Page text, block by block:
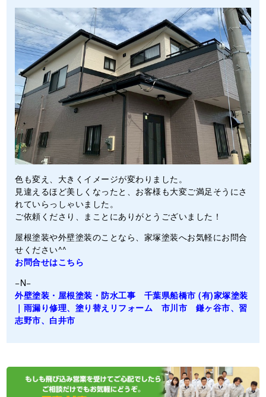
色も変え、大きくイメージが変わりました。
見違えるほど美しくなったと、お客様も大変ご満足そうにさ
れていらっしゃいました。
ご依頼くださり、まことにありがとうございました！
屋根塗装や外壁塗装のことなら、家塚塗装へお気軽にお問合
せください^^
お問合せはこちら
−N−
外壁塗装・屋根塗装・防水工事 千葉県船橋市 (有)家塚塗装
｜雨漏り修理、塗り替えリフォーム 市川市 鎌ヶ谷市、習
志野市、白井市